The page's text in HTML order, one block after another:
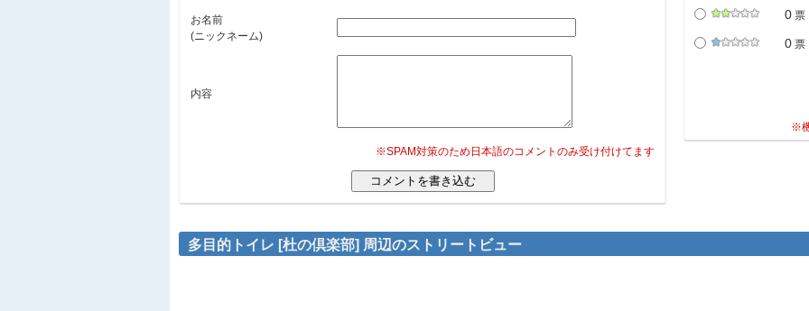
0 票
0 票
※
お名前
(ニックネーム)
内容
※SPAM対策のため日本語のコメントのみ受け付けてます
多目的トイレ [杜の倶楽部] 周辺のストリートビュー